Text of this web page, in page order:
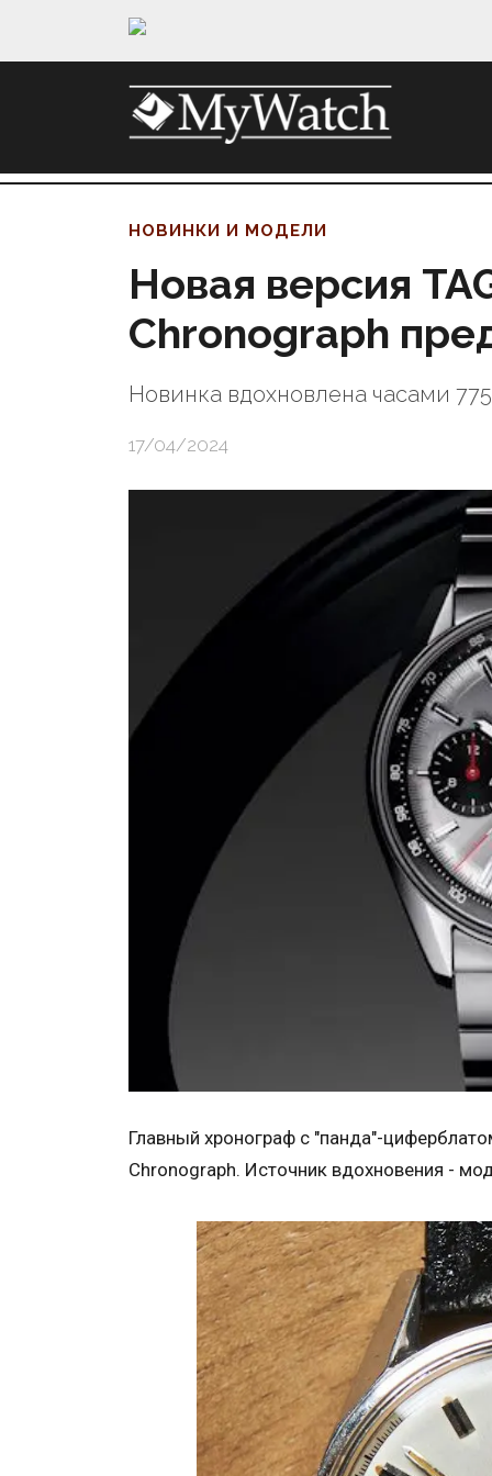
НОВИНКИ И МОДЕЛИ
Новая версия
Chronograph
Новинка вдохновлена часами
17/04/2024
Главный хронограф с "панда"-
Chronograph. Источник вдохновения -